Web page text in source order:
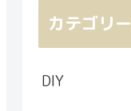
カテゴリー
DIY